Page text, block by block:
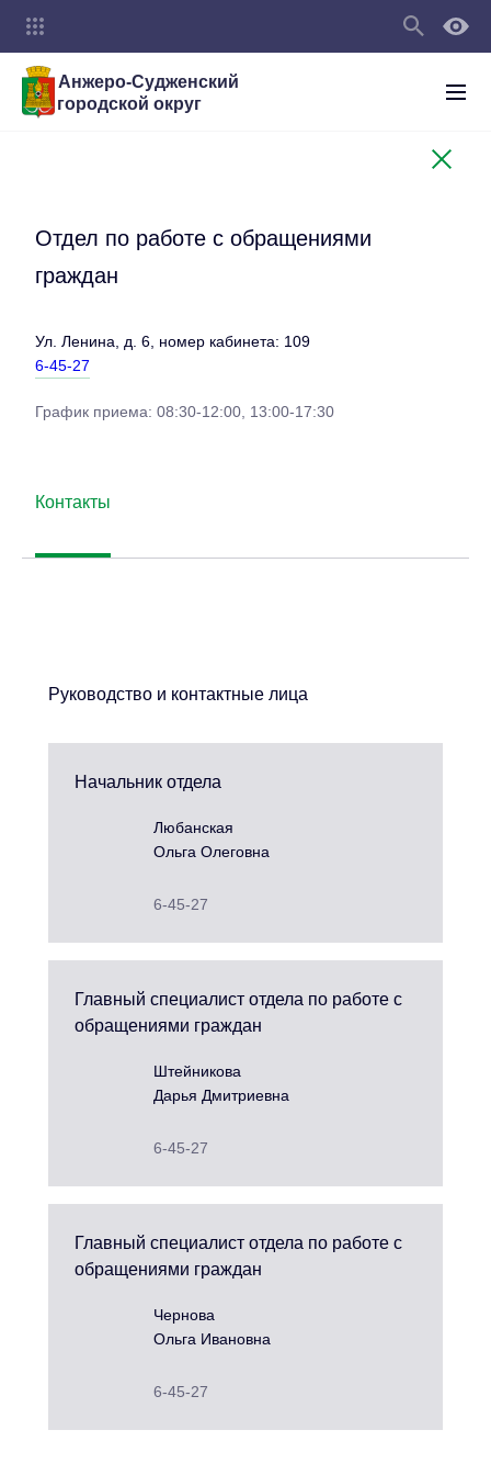
Анжеро-Судженский
городской округ
Отдел по работе с обращениями
граждан
Ул. Ленина, д. 6, номер кабинета: 109
6-45-27
График приема: 08:30-12:00, 13:00-17:30
Контакты
Руководство и контактные лица
Начальник отдела
Любанская
Ольга Олеговна
6-45-27
Главный специалист отдела по работе с
обращениями граждан
Штейникова
Дарья Дмитриевна
6-45-27
Главный специалист отдела по работе с
обращениями граждан
Чернова
Ольга Ивановна
6-45-27